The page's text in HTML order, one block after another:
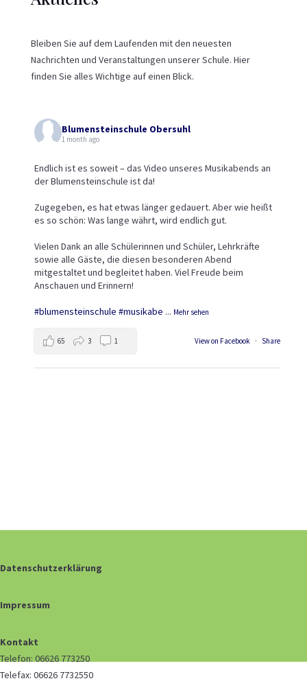
Bleiben Sie auf dem Laufenden mit den neuesten
Nachrichten und Veranstaltungen unserer Schule. Hier
finden Sie alles Wichtige auf einen Blick.
Blumensteinschule Obersuhl
1 month ago
Endlich ist es soweit – das Video unseres Musikabends an
der Blumensteinschule ist da!
Zugegeben, es hat etwas länger gedauert. Aber wie heißt
es so schön: Was lange währt, wird endlich gut.
Vielen Dank an alle Schülerinnen und Schüler, Lehrkräfte
sowie alle Gäste, die diesen besonderen Abend
mitgestaltet und begleitet haben. Viel Freude beim
Anschauen und Erinnern!
#blumensteinschule #musikabe ... Mehr sehen
View on Facebook · Share
65 3 1
Datenschutzerklärung
Impressum
Kontakt
Telefon: 06626 773250
Telefax: 06626 7732550